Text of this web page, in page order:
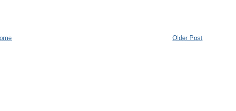
Older Post